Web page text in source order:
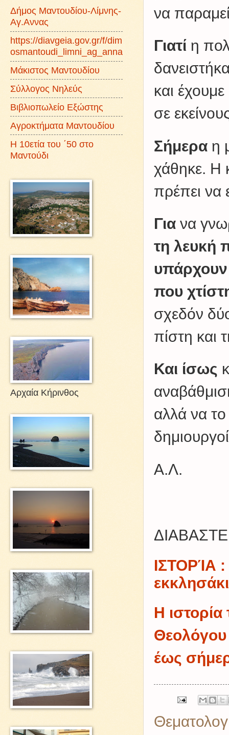
να
Γιατί η
και
σε
Σήμερα η
χάθηκε. Η
πρέπει να
Για να
τη λευκή
υπάρχουν
που
σχεδόν
πίστη και
Και ίσως
αλλά να το
Α.Λ.
ΙΣΤΟΡΊΑ
Η
Θεολόγου
έως
Δήμος Μαντουδίου-Λίμνης-
Αγ.Αννας
https://diavgeia.gov.gr/f/dim
osmantoudi_limni_ag_anna
Μάκιστος Μαντουδίου
Σύλλογος Νηλεύς
Βιβλιοπωλείο Εξώστης
Αγροκτήματα Μαντουδίου
Η 10ετία του ΄50 στο
Μαντούδι
Αρχαία Κήρινθος